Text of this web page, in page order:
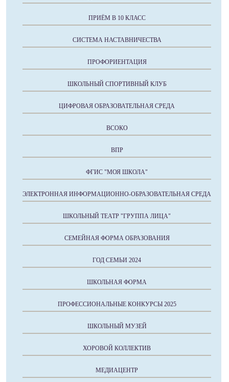
ПРИЁМ В 10 КЛАСС
СИСТЕМА НАСТАВНИЧЕСТВА
ПРОФОРИЕНТАЦИЯ
ШКОЛЬНЫЙ СПОРТИВНЫЙ КЛУБ
ЦИФРОВАЯ ОБРАЗОВАТЕЛЬНАЯ СРЕДА
ВСОКО
ВПР
ФГИС "МОЯ ШКОЛА"
ЭЛЕКТРОННАЯ ИНФОРМАЦИОННО-ОБРАЗОВАТЕЛЬНАЯ СРЕДА
ШКОЛЬНЫЙ ТЕАТР "ГРУППА ЛИЦА"
СЕМЕЙНАЯ ФОРМА ОБРАЗОВАНИЯ
ГОД СЕМЬИ 2024
ШКОЛЬНАЯ ФОРМА
ПРОФЕССИОНАЛЬНЫЕ КОНКУРСЫ 2025
ШКОЛЬНЫЙ МУЗЕЙ
ХОРОВОЙ КОЛЛЕКТИВ
МЕДИАЦЕНТР